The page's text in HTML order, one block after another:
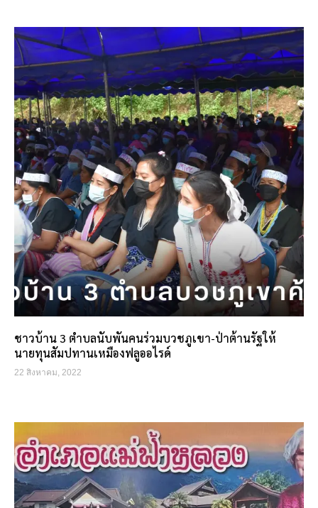
ชาวบ้าน 3 ตำบลนับพันคนร่วมบวชภูเขา-ป่าต้านรัฐให้
นายทุนสัมปทานเหมืองฟลูออไรด์
22 สิงหาคม, 2022